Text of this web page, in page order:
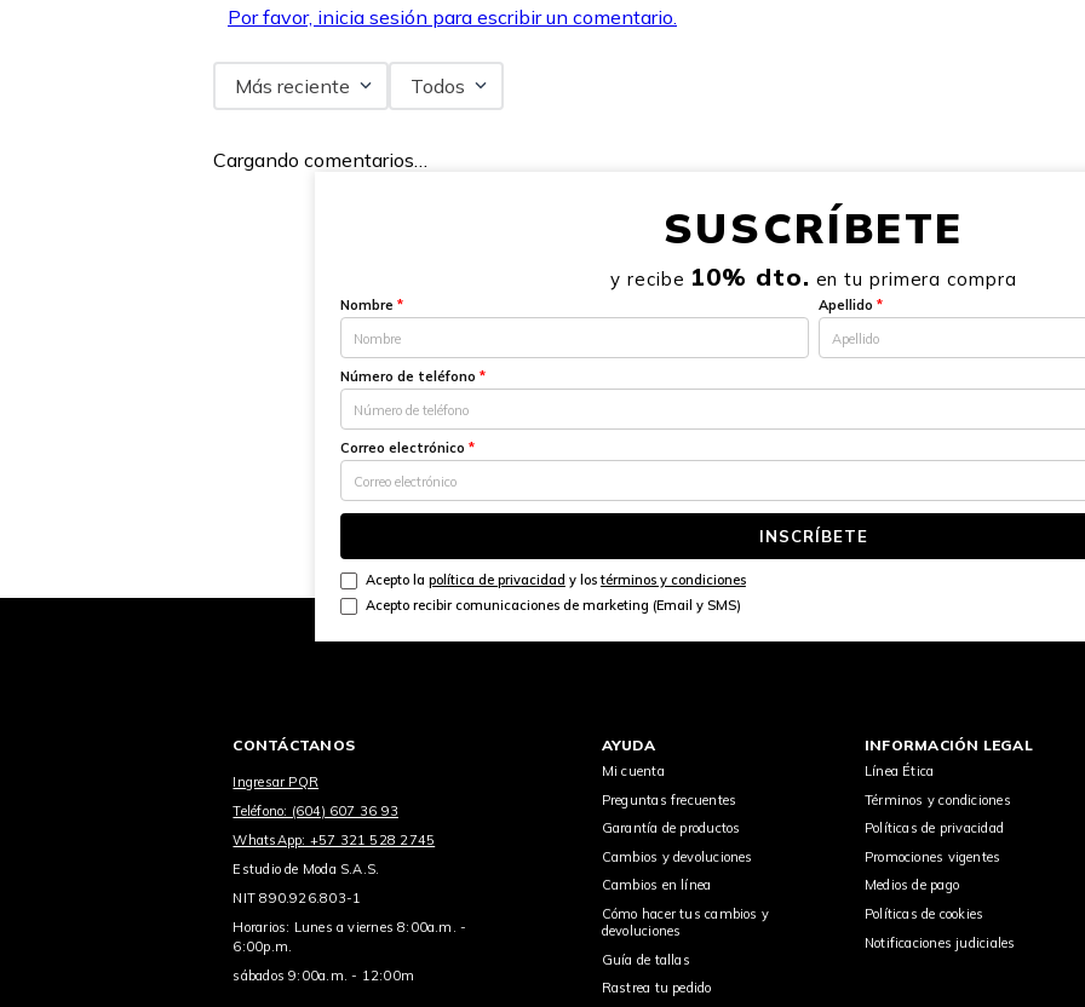
Por favor, inicia sesión para escribir un comentario.
Más reciente Todos
Cargando comentarios…
SUSCRÍBETE
y recibe 10% dto. en tu primera compra
Nombre * Apellido *
Número de teléfono *
Correo electrónico *
INSCRÍBETE
Acepto la política de privacidad y lostérminos y condiciones
Acepto recibir comunicaciones de marketing (Email y SMS)
CONTÁCTANOS
Ingresar PQR
Teléfono: (604) 607 36 93
WhatsApp: +57 321 528 2745
Estudio de Moda S.A.S.
NIT 890.926.803-1
Horarios: Lunes a viernes 8:00a.m. -
6:00p.m.
sábados 9:00a.m. - 12:00m
AYUDA
Mi cuenta
Preguntas frecuentes
Garantía de productos
Cambios y devoluciones
Cambios en línea
Cómo hacer tus cambios y
devoluciones
Guía de tallas
Rastrea tu pedido
INFORMACIÓN LEGAL
Línea Ética
Términos y condiciones
Políticas de privacidad
Promociones vigentes
Medios de pago
Políticas de cookies
Notificaciones judiciales